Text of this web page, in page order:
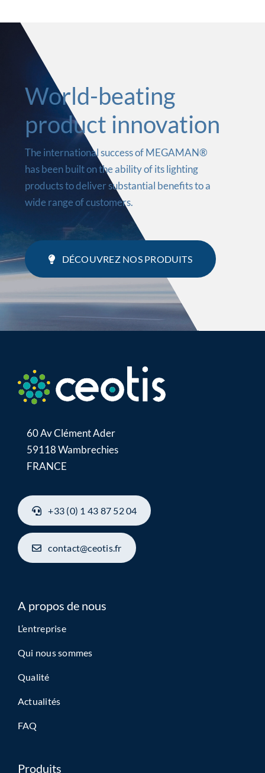
World-beating
product innovation
The international success of MEGAMAN®
has been built on the ability of its lighting
products to deliver substantial benefits to a
wide range of customers.
DÉCOUVREZ NOS PRODUITS
60 Av Clément Ader
59118 Wambrechies
FRANCE
+33 (0) 1 43 87 52 04
contact@ceotis.fr
A propos de nous
L’entreprise
Qui nous sommes
Qualité
Actualités
FAQ
Produits